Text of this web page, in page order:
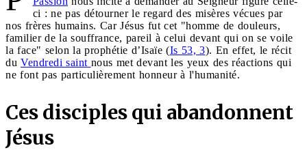
ci : ne pas détourner le regard des misères vécues par
nos frères humains. Car Jésus fut cet "homme de douleurs,
familier de la souffrance, pareil à celui devant qui on se voile
la face" selon la prophétie d’Isaïe (Is 53, 3). En effet, le récit
du Vendredi saint nous met devant les yeux des réactions qui
ne font pas particulièrement honneur à l'humanité.
Ces disciples qui abandonnent
Jésus